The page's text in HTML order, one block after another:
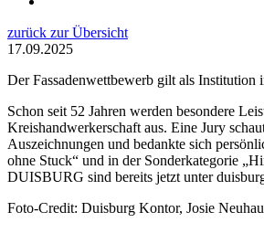
zurück zur Übersicht
17.09.2025
Der Fassadenwettbewerb gilt als Institution
Schon seit 52 Jahren werden besondere
Kreishandwerkerschaft aus. Eine Jury
Auszeichnungen und bedankte sich
ohne Stuck“ und in der Sonderkategorie
DUISBURG sind bereits jetzt unter
Foto-Credit: Duisburg Kontor, Josie